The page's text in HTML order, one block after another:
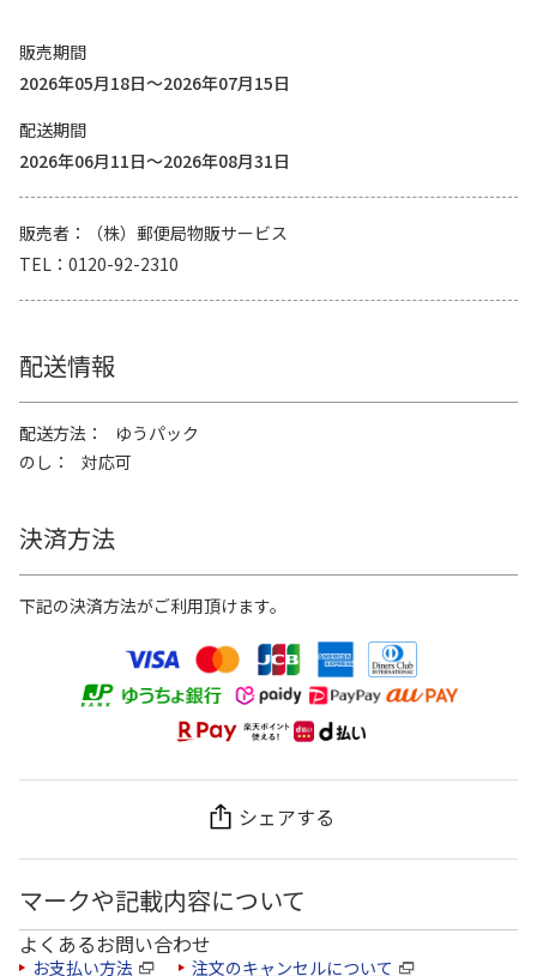
販売期間
2026年05月18日～2026年07月15日
配送期間
2026年06月11日～2026年08月31日
販売者
（株）郵便局物販サービス
TEL
0120-92-2310
配送情報
配送方法
ゆうパック
のし
対応可
決済方法
下記の決済方法がご利用頂けます。
シェアする
マークや記載内容について
よくあるお問い合わせ
お支払い方法 注文のキャンセルについて